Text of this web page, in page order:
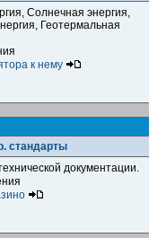
Солнечная энергия,
Геотермальная
к нему
стандарты
документации.